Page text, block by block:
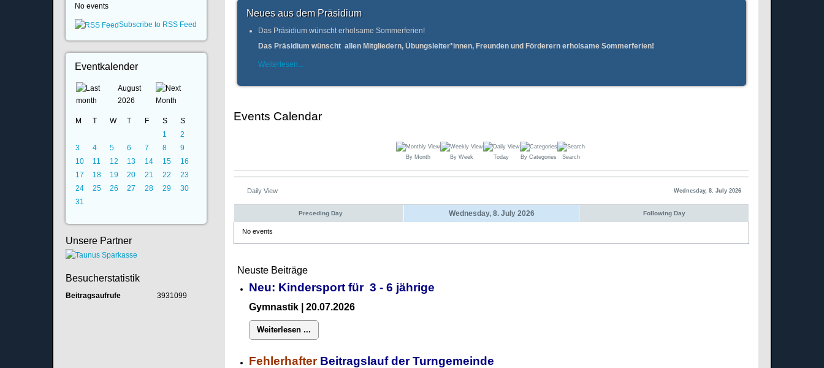
Neues aus dem Präsidium
Das Präsidium wünscht erholsame Sommerferien!
Das Präsidium wünscht allen Mitgliedern, Übungsleiter*innen, Freunden und Förderern erholsame Sommerferien!
Weiterlesen...
Events Calendar
By Month By Week Today By Categories Search
Daily View Wednesday, 8. July 2026
Preceding Day Wednesday, 8. July 2026 Following Day
No events
Neuste Beiträge
Neu: Kindersport für 3 - 6 jährige
Gymnastik | 20.07.2026
Weiterlesen ...
FehlerhafterBeitragslauf der Turngemeinde
No events
Subscribe to RSS Feed
Eventkalender
August
2026
M T W T F S
S
1
2
3
4 5 6 7 8
9
10
11 12 13 14 15
16
17
18 19 20 21 22
23
24
25 26 27 28 29
30
31
Unsere Partner
Besucherstatistik
Beitragsaufrufe 3931099